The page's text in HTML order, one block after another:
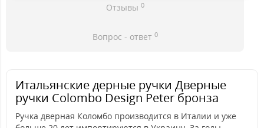
Отзывы 0
Вопрос - ответ 0
Итальянские дерные ручки Дверные
ручки Colombo Design Peter бронза
Ручка дверная Коломбо производится в Италии и уже